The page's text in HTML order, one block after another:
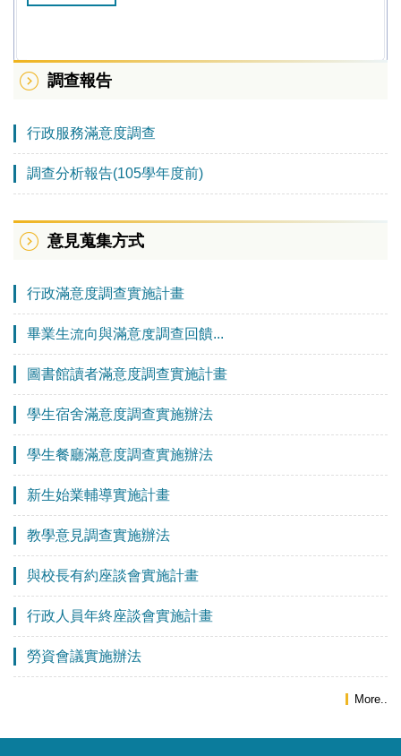
調查報告
行政服務滿意度調查
調查分析報告(105學年度前)
意見蒐集方式
行政滿意度調查實施計畫
畢業生流向與滿意度調查回饋...
圖書館讀者滿意度調查實施計畫
學生宿舍滿意度調查實施辦法
學生餐廳滿意度調查實施辦法
新生始業輔導實施計畫
教學意見調查實施辦法
與校長有約座談會實施計畫
行政人員年終座談會實施計畫
勞資會議實施辦法
More..